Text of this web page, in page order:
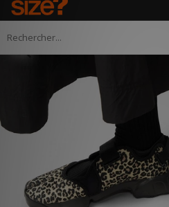
Accueil Femme